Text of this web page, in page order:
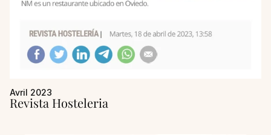
Avril 2023
Revista Hosteleria